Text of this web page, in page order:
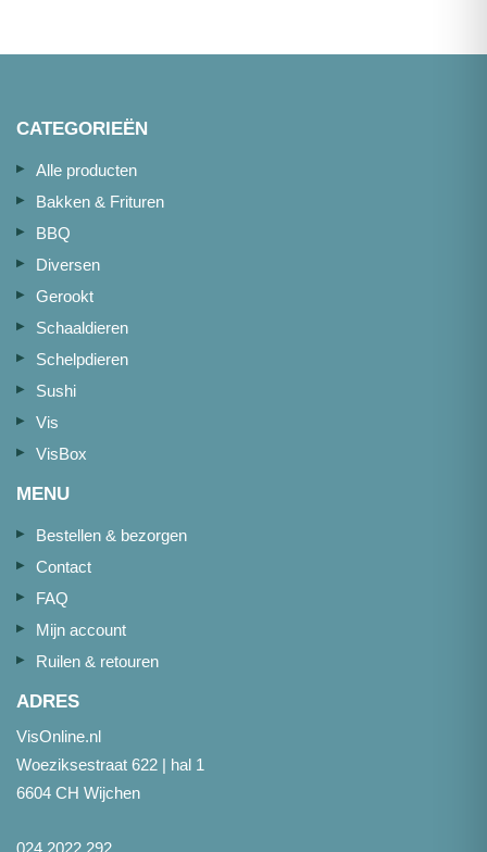
CATEGORIEËN
Alle producten
Bakken & Frituren
BBQ
Diversen
Gerookt
Schaaldieren
Schelpdieren
Sushi
Vis
VisBox
MENU
Bestellen & bezorgen
Contact
FAQ
Mijn account
Ruilen & retouren
ADRES
VisOnline.nl
Woeziksestraat 622 | hal 1
6604 CH Wijchen
024 2022 292